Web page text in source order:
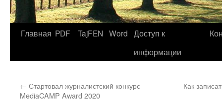
Главная PDF TajFEN Word Доступ к
информации
← Стартовал журналистский конкурс
MediaCAMP Award 2020
Как